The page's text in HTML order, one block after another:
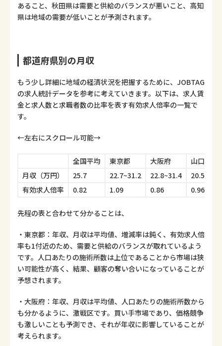
あること、秋田県は需要と供給のバランスが悪いこと、高知
県は地域の需要が低いことが予測されます。
都道府県別の月収
もう少し詳細に地域の経済状況を把握するために、JOBTAG
の求人統計データを参考に考えていきます。以下は、求人賃
金と求人数と求職者数の比率を表す有効求人倍率の一覧で
す。
←左右にスクロール可能→
全国平均 東京都 大阪府
山口県
月収（万円）
25.7 22.7~31.2 22.8~31.4
20.5~29.3
有効求人倍率
0.82 1.09 0.86 0.96
先程の表と合わせて分かることは、
・東京都：年収、月収は平均値、増減率は鈍く、有効求人倍
率も1付近のため、需要と供給のバランスが取れているよう
です。人口あたりの施術所数は上位であることから市場は狭
い可能性が高く、結果、顧客の奪い合いになっていることが
予想されます。
・大阪府：年収、月収は平均値、人口あたりの施術所数から
も分かるように、激戦区です。買い手市場であり、価格競争
も激しいことも予測でき、それが年収に影響していることが
考えられます。